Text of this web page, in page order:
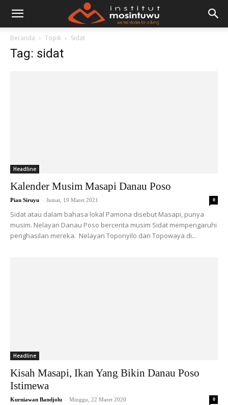
Beranda Topik Sidat
Tag: sidat
Headline
Kalender Musim Masapi Danau Poso
Pian Siruyu - Jumat, 19 Maret 2021 0
Sidat atau dalam bahasa lokal Pamona disebut Masapi, punya
musim. Nelayan Danau Poso bercerita musim Sidat mempengaruhi
penghasilan mereka. Nelayan Toponyilo dan Topowaya di...
Headline
Kisah Masapi, Ikan Yang Bikin Danau Poso
Istimewa
Kurniawan Bandjolu - Minggu, 22 Maret 2020 0